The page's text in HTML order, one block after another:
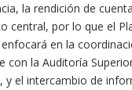
la rendición de
central, por lo que el
en la
con la Auditoría
y el intercambio de